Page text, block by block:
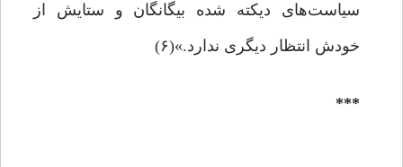
سیاست‌های دیکته شده بیگانگان و ستایش از
خودش انتظار دیگری ندارد.»(۶)
***